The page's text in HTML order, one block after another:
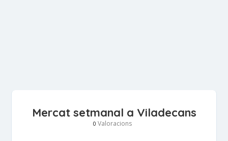
Mercat setmanal a Viladecans
0 Valoracions